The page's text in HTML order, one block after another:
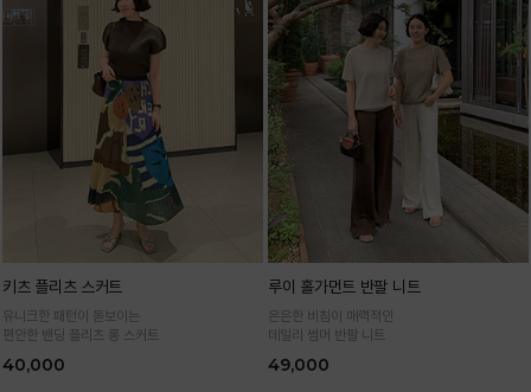
키츠 플리츠 스커트
유니크한 패턴이 돋보이는
편안한 밴딩 플리츠 롱 스커트
40,000
루이 홀가먼트 반팔 니트
은은한 비침이 매력적인
데일리 썸머 반팔 니트
49,000